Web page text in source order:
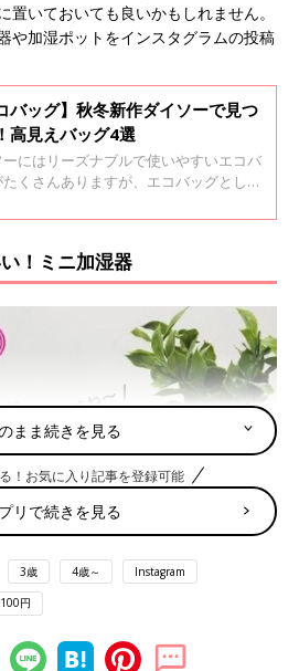
置いておいても良いかもしれません。
や加湿ポットをインスタグラムの投稿
バッグ】秋冬新作ダイソーで見つ
高見えバッグ4選
ーにはリーズナブルで使いやすいエコバ
たくさんありますが、エコバッグとして
したお買い物にも使える、ダイソーの
！ミニ加湿器
まま続きを見る
！お気に入り記事を登録可能
リで続きを見る
3歳 4歳～ Instagram
円